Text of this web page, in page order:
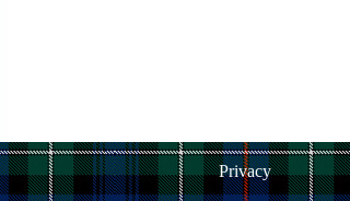
Privacy